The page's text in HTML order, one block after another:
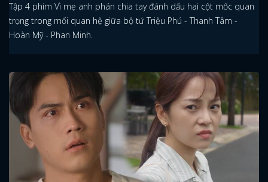
Tập 4 phim Vì mẹ anh phán chia tay đánh dấu hai cột mốc quan
trọng trong mối quan hệ giữa bộ tứ Triệu Phú - Thanh Tâm -
Hoàn Mỹ - Phan Minh.